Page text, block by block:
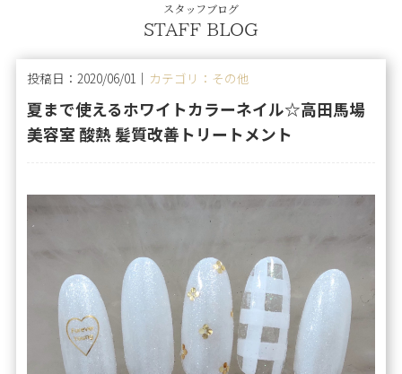
スタッフブログ
STAFF BLOG
投稿日：2020/06/01｜ カテゴリ：その他
夏まで使えるホワイトカラーネイル☆高田馬場
美容室 酸熱 髪質改善トリートメント